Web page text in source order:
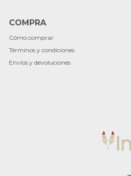
COMPRA
Cómo comprar
Términos y condiciones
Envíos y devoluciones